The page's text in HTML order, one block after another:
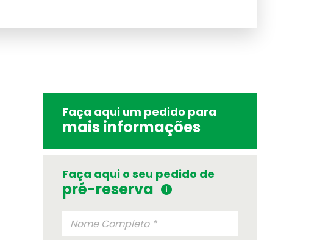
Institucional
Faça aqui um pedido para
mais informações
Faça aqui o seu pedido de
pré-reserva